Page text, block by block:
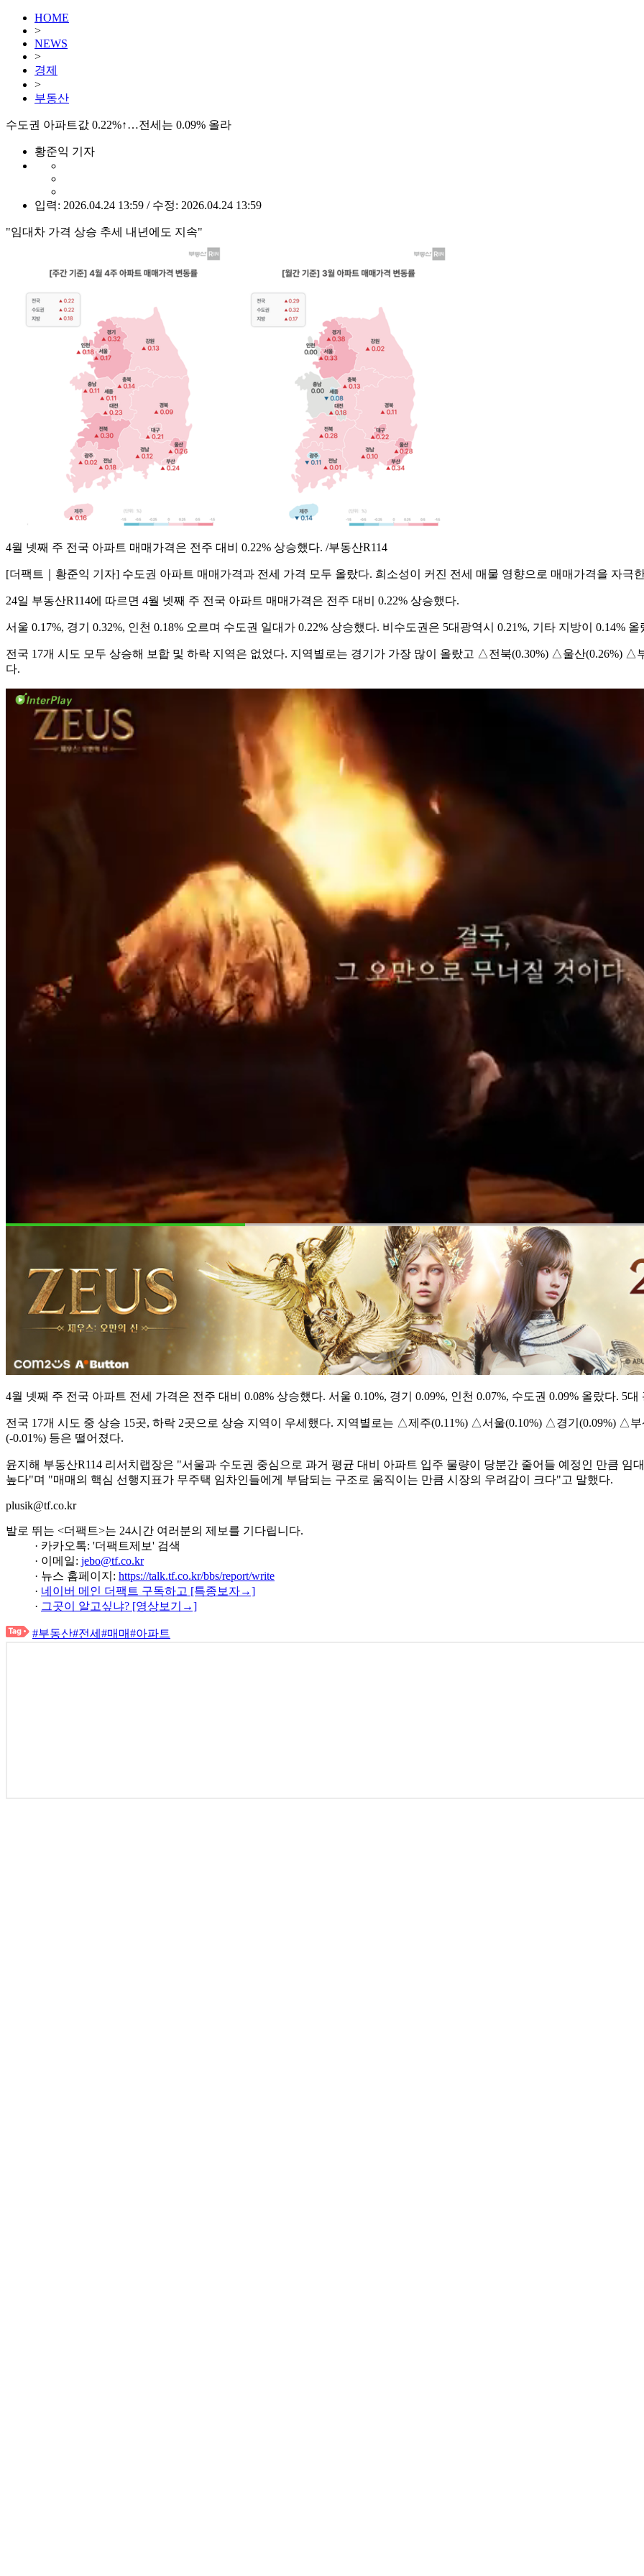
HOME
>
NEWS
>
경제
>
부동산
수도권 아파트값 0.22%↑…전세는 0.09% 올라
황준익 기자
입력: 2026.04.24 13:59 / 수정: 2026.04.24 13:59
"임대차 가격 상승 추세 내년에도 지속"
4월 넷째 주 전국 아파트 매매가격은 전주 대비 0.22% 상승했다. /부동산R114
[더팩트｜황준익 기자] 수도권 아파트 매매가격과 전세 가격 모두 올랐다. 희소성이 커진 전세 매물 영향으로 매매가격을 자극
24일 부동산R114에 따르면 4월 넷째 주 전국 아파트 매매가격은 전주 대비 0.22% 상승했다.
서울 0.17%, 경기 0.32%, 인천 0.18% 오르며 수도권 일대가 0.22% 상승했다. 비수도권은 5대광역시 0.21%, 기타 지방이 0.14% 올
전국 17개 시도 모두 상승해 보합 및 하락 지역은 없었다. 지역별로는 경기가 가장 많이 올랐고 △전북(0.30%) △울산(0.26%)
다.
4월 넷째 주 전국 아파트 전세 가격은 전주 대비 0.08% 상승했다. 서울 0.10%, 경기 0.09%, 인천 0.07%, 수도권 0.09% 올랐다. 5
전국 17개 시도 중 상승 15곳, 하락 2곳으로 상승 지역이 우세했다. 지역별로는 △제주(0.11%) △서울(0.10%) △경기(0.09%) △
(-0.01%) 등은 떨어졌다.
윤지해 부동산R114 리서치랩장은 "서울과 수도권 중심으로 과거 평균 대비 아파트 입주 물량이 당분간 줄어들 예정인 만큼 임
높다"며 "매매의 핵심 선행지표가 무주택 임차인들에게 부담되는 구조로 움직이는 만큼 시장의 우려감이 크다"고 말했다.
plusik@tf.co.kr
발로 뛰는 <더팩트>는 24시간 여러분의 제보를 기다립니다.
· 카카오톡: '더팩트제보' 검색
· 이메일: jebo@tf.co.kr
· 뉴스 홈페이지: https://talk.tf.co.kr/bbs/report/write
· 네이버 메인 더팩트 구독하고 [특종보자→]
· 그곳이 알고싶냐? [영상보기→]
#부동산#전세 #매매#아파트